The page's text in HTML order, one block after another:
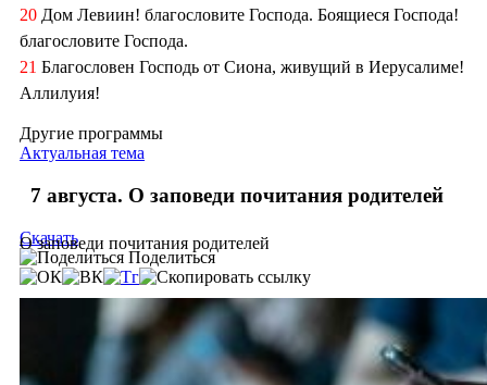
20 Дом Левиин! благословите Господа. Боящиеся Господа!
благословите Господа.
21 Благословен Господь от Сиона, живущий в Иерусалиме!
Аллилуия!
Другие программы
Актуальная тема
7 августа. О заповеди почитания родителей
О заповеди почитания родителей
Скачать
Поделиться